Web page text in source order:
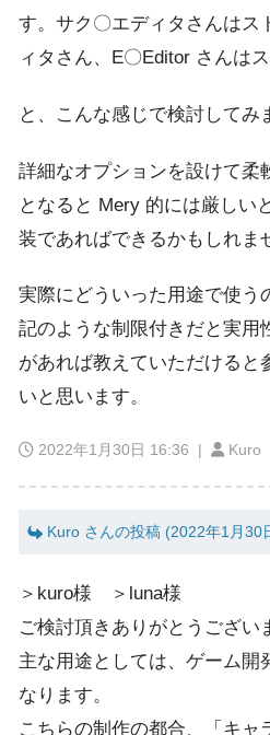
す。サク〇エディタさんはス
ィタさん、E〇Editor さんは
と、こんな感じで検討してみ
詳細なオプションを設けて柔
となると Mery 的には厳しい
装であればできるかもしれま
実際にどういった用途で使う
記のような制限付きだと実用
があれば教えていただけると
いと思います。
2022年1月30日 16:36 | Kuro
Kuro さんの投稿 (2022年1月30
＞kuro様 ＞luna様
ご検討頂きありがとうござい
主な用途としては、ゲーム開
なります。
こちらの制作の都合、「キャ